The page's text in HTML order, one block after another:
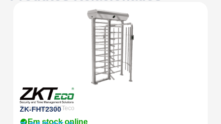
Torniquetes,ZKTeco
ZK-FHT2300
Em stock online